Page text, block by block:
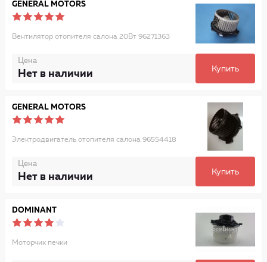
GENERAL MOTORS
Вентилятор отопителя салона 20Вт 96271363
Цена
Нет в наличии Купить
GENERAL MOTORS
Электродвигатель отопителя салона 96554418
Цена
Нет в наличии Купить
DOMINANT
Моторчик печки